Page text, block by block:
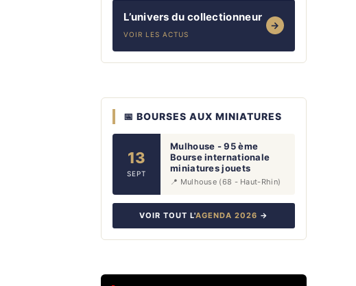
L’univers du collectionneur
VOIR LES ACTUS
→
📅 BOURSES AUX MINIATURES
13
SEPT
Mulhouse - 95 ème
Bourse internationale
miniatures jouets
📍 Mulhouse (68 - Haut-Rhin)
VOIR TOUT L'AGENDA 2026 →